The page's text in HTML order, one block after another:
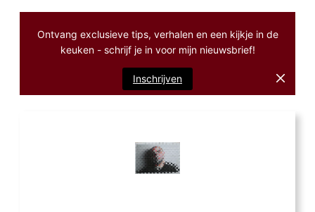
Ontvang exclusieve tips, verhalen en een kijkje in de
keuken - schrijf je in voor mijn nieuwsbrief!
Inschrijven